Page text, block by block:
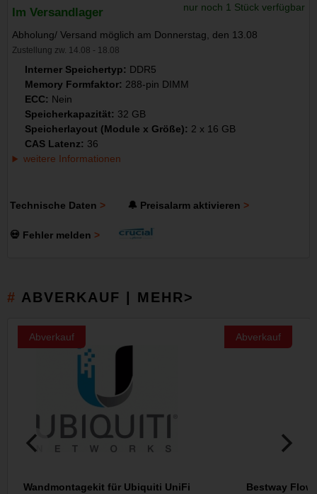
Im Versandlager nur noch 1 Stück verfügbar
Abholung/ Versand möglich am Donnerstag, den 13.08
Zustellung zw. 14.08 - 18.08
Interner Speichertyp: DDR5
Memory Formfaktor: 288-pin DIMM
ECC: Nein
Speicherkapazität: 32 GB
Speicherlayout (Module x Größe): 2 x 16 GB
CAS Latenz: 36
weitere Informationen
Technische Daten 🔔 Preisalarm aktivieren
💀 Fehler melden
ABVERKAUF | MEHR>
Abverkauf
Wandmontagekit für Ubiquiti UniFi
Abverkauf
Bestway